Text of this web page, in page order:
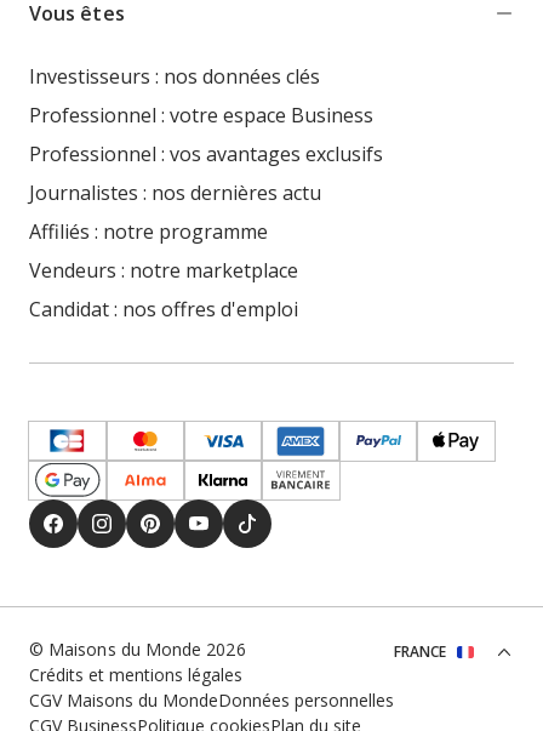
Vous êtes
Investisseurs : nos données clés
Professionnel : votre espace Business
Professionnel : vos avantages exclusifs
Journalistes : nos dernières actu
Affiliés : notre programme
Vendeurs : notre marketplace
Candidat : nos offres d'emploi
© Maisons du Monde 2026
Crédits et mentions légales
CGV Maisons du MondeDonnées personnelles
CGV BusinessPolitique cookiesPlan du site
FRANCE